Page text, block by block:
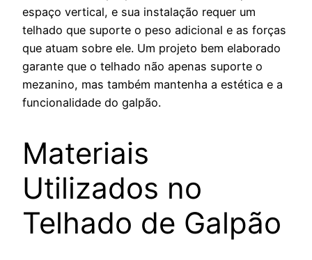
espaço vertical, e sua instalação requer um
telhado que suporte o peso adicional e as forças
que atuam sobre ele. Um projeto bem elaborado
garante que o telhado não apenas suporte o
mezanino, mas também mantenha a estética e a
funcionalidade do galpão.
Materiais
Utilizados no
Telhado de Galpão